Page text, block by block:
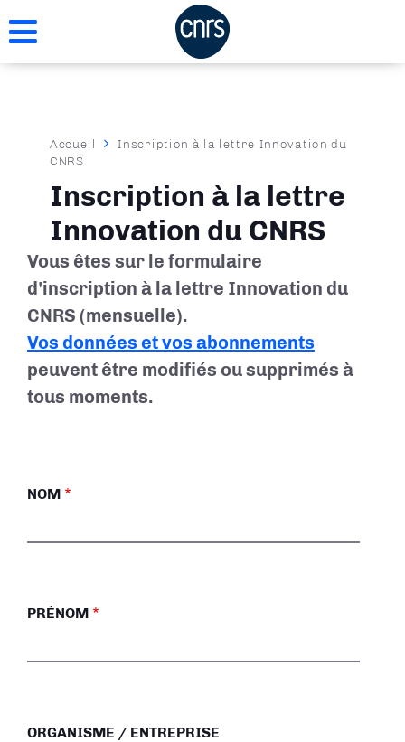
au
Fil
d'Ariane
Accueil
Inscription à la lettre Innovation du
CNRS
Inscription à la lettre
Innovation du CNRS
Vous êtes sur le formulaire
d'inscription à la lettre Innovation du
CNRS (mensuelle).
Vos données et vos abonnements
peuvent être modifiés ou supprimés à
tous moments.
NOM
PRÉNOM
ORGANISME / ENTREPRISE